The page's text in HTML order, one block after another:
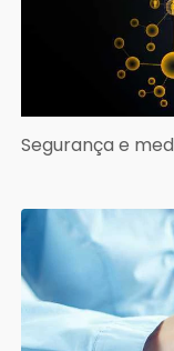
Segurança e